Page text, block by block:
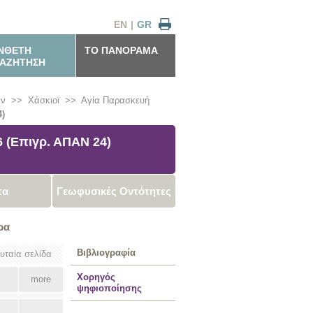
GR
|
EN
ΤΟ ΠΑΝΟΡΑΜΑ
>> Χάσκιοϊ>> Αγία Παρασκευή
(Επιγρ. ΑΠΑΝ 24)
Γεωφυσικές Οντότητες
σελίδα
more
Βιβλιογραφία
Χορηγός
ψηφιοποίησης